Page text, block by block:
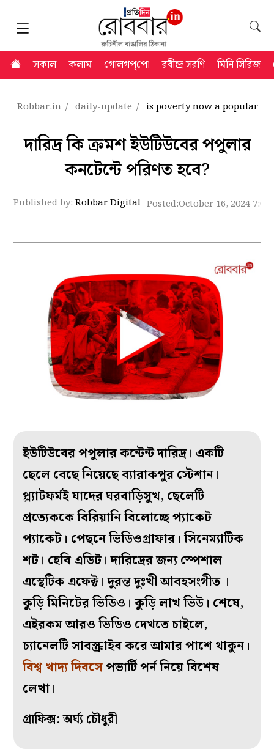
সকাল কলাম গোলগপ্‌পো রবীন্দ্র সরণি মিনি সিরিজ
Robbar.in daily-update is poverty now a popular
দারিদ্র কি ক্রমশ ইউটিউবের পপুলার
কনটেন্টে পরিণত হবে?
Published by:Robbar Digital Posted:October 16, 2024
ইউটিউবের পপুলার কন্টেন্ট দারিদ্র। একটি
ছেলে বেছে নিয়েছে ব্যারাকপুর স্টেশান।
প্ল্যাটফর্মই যাদের ঘরবাড়িসুখ, ছেলেটি
প্রত্যেককে বিরিয়ানি বিলোচ্ছে প্যাকেট
প্যাকেট। পেছনে ভিডিওগ্রাফার। সিনেম্যাটিক
শট। হেবি এডিট। দারিদ্রের জন্য স্পেশাল
এস্থেটিক এফেক্ট। দুরন্ত দুঃখী আবহসংগীত ।
কুড়ি মিনিটের ভিডিও। কুড়ি লাখ ভিউ। শেষে,
এইরকম আরও ভিডিও দেখতে চাইলে,
চ্যানেলটি সাবস্ক্রাইব করে আমার পাশে থাকুন।
বিশ্ব খাদ্য দিবসেপভার্টি পর্ন নিয়ে বিশেষ
লেখা।
গ্রাফিক্স: অর্ঘ্য চৌধুরী